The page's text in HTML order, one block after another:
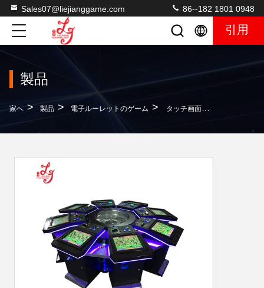
Sales07@liejianggame.com 86--182 1801 0948
引用
製品
家へ > 製品 > 電子ルーレットのゲーム > タッチ画面のルーレット機械倍は/ゼロ スロット カジノの賭ける機械を選抜します